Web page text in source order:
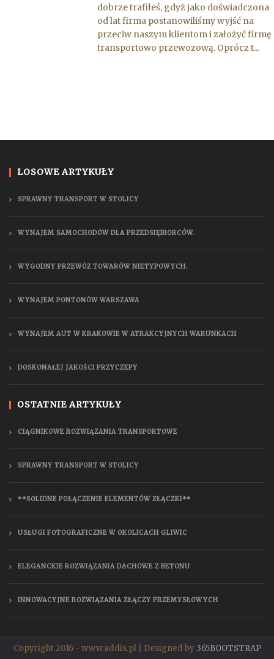
dobrze trafiłeś, gdyż jako doświadczona
od lat firma postanowiliśmy wyjść na
przeciw naszym klientom i założyć firmę
transportowo przewozową. Oprócz t...
LOSOWE ARTYKUŁY
SPRAWNY TRANSPORT W STOLICY
WYNAJEM SAMOCHODÓW DLA PRZEDSIĘBIORCÓW.
WYGODNY PRZEWÓZ TOWARÓW NIETYPOWYCH.
WYNAJEM PONTONÓW WARSZAWA
WYNAJEM AUT W KRAKOWIE W ATRAKCYJNYCH WARUNKACH
DOSKONAŁEJ JAKOŚCI PRZYCZEPY
OSTATNIE ARTYKUŁY
CIĄGNIKOWE ROZWIĄZANIA TRANSPORTOWE
SPRAWNY TRANSPORT W STOLICY
**SOLIDNE POŁĄCZENIE ELEMENTÓW ZŁĄCZKI**
USŁUGI FOTOGRAFICZNE W OKOLICACH GLIWIC
ELEGANCKIE ROZWIĄZANIA DACHOWE Z BETONU
INNOWACYJNE ROZWIĄZANIA ZŁĄCZY PRZEMYSŁOWYCH
Copyright 2016 - www.addis.pl | Designed by 365BOOTSTRAP